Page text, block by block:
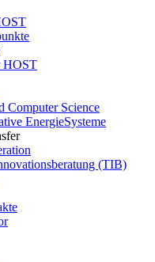
HOST
Computer Science
EnergieSysteme
(TIB)